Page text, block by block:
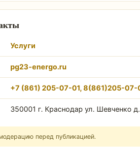
Услуги
pg23-energo.ru
+7 (861) 205-07-01, 8(861)205-07-
350001 г. Краснодар ул. Шевченко
перед публикацией.